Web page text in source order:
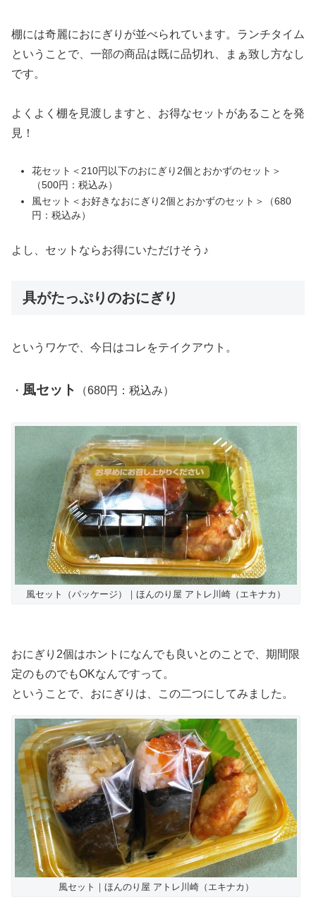
棚には奇麗におにぎりが並べられています。ランチタイム
ということで、一部の商品は既に品切れ、まぁ致し方なし
です。
よくよく棚を見渡しますと、お得なセットがあることを発
見！
花セット＜210円以下のおにぎり2個とおかずのセット＞
（500円：税込み）
風セット＜お好きなおにぎり2個とおかずのセット＞（680
円：税込み）
よし、セットならお得にいただけそう♪
具がたっぷりのおにぎり
というワケで、今日はコレをテイクアウト。
・ 風セット （680円：税込み）
風セット（パッケージ）｜ほんのり屋 アトレ川崎（エキナカ）
おにぎり2個はホントになんでも良いとのことで、期間限
定のものでもOKなんですって。
ということで、おにぎりは、この二つにしてみました。
風セット｜ほんのり屋 アトレ川崎（エキナカ）